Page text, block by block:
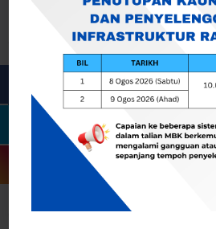
Togol Penapis
Showing 0 result